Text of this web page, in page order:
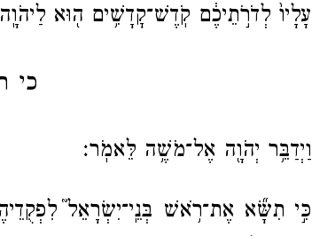
עָלָיו֙ לְדֹרֹ֣תֵיכֶ֔ם קֹֽדֶשׁ־קׇדָשִׁ֥ים ה֖וּא
כי
וַיְדַבֵּ֥ר יְהֹוָ֖ה אֶל־מֹשֶׁ֥ה לֵּאמֹֽר׃
כִּ֣י תִשָּׂ֞א אֶת־רֹ֥אשׁ בְּנֵֽי־יִשְׂרָאֵל֮